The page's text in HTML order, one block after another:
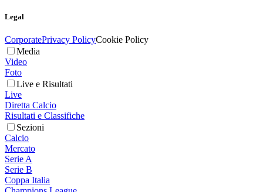
Legal
CorporatePrivacy PolicyCookie Policy
Media
Video
Foto
Live e Risultati
Live
Diretta Calcio
Risultati e Classifiche
Sezioni
Calcio
Mercato
Serie A
Serie B
Coppa Italia